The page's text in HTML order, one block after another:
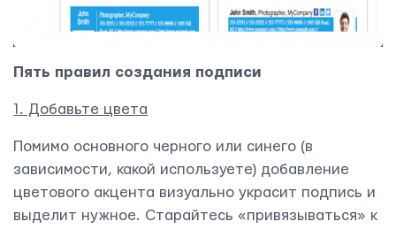
Пять правил создания подписи
1. Добавьте цвета
Помимо основного черного или синего (в
зависимости, какой используете) добавление
цветового акцента визуально украсит подпись и
выделит нужное. Старайтесь «привязываться» к